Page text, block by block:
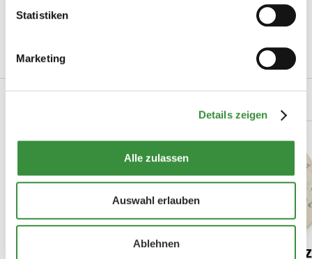
Statistiken
Marketing
Details zeigen
Alle zulassen
Auswahl erlauben
Ablehnen
Mehr lesen
Jalapeño Käse
Holländischer